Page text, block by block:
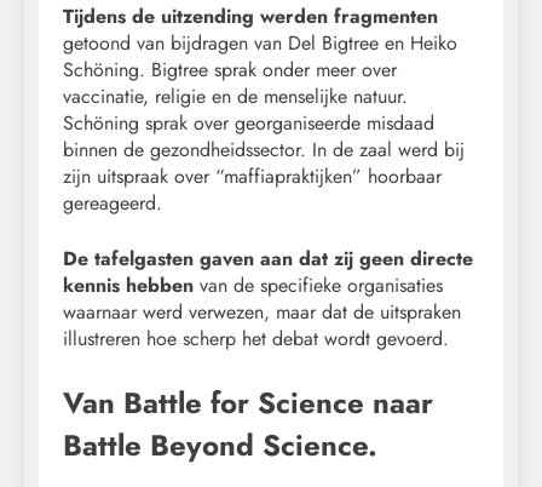
Tijdens de uitzending werden fragmenten
getoond van bijdragen van Del Bigtree en Heiko
Schöning. Bigtree sprak onder meer over
vaccinatie, religie en de menselijke natuur.
Schöning sprak over georganiseerde misdaad
binnen de gezondheidssector. In de zaal werd bij
zijn uitspraak over “maffiapraktijken” hoorbaar
gereageerd.
De tafelgasten gaven aan dat zij geen directe
kennis hebben van de specifieke organisaties
waarnaar werd verwezen, maar dat de uitspraken
illustreren hoe scherp het debat wordt gevoerd.
Van Battle for Science naar
Battle Beyond Science.